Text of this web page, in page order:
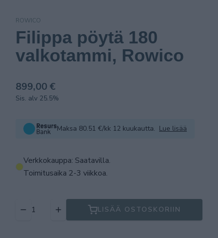
ROWICO
Filippa pöytä 180
valkotammi, Rowico
899,00 €
Sis. alv 25.5%
Maksa 80.51 €/kk 12 kuukautta. Lue lisää
Verkkokauppa: Saatavilla.
Toimitusaika 2-3 viikkoa.
LISÄÄ OSTOSKORIIN